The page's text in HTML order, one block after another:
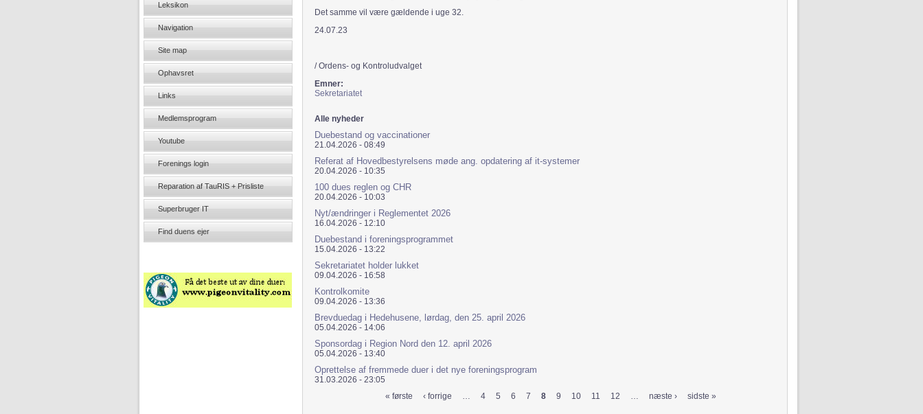
Det samme vil være gældende i uge 32.
24.07.23
/ Ordens- og Kontroludvalget
Emner:
Sekretariatet
Alle nyheder
Duebestand og vaccinationer
21.04.2026 - 08:49
Referat af Hovedbestyrelsens møde ang. opdatering af it-systemer
20.04.2026 - 10:35
100 dues reglen og CHR
20.04.2026 - 10:03
Nyt/ændringer i Reglementet 2026
16.04.2026 - 12:10
Duebestand i foreningsprogrammet
15.04.2026 - 13:22
Sekretariatet holder lukket
09.04.2026 - 16:58
Kontrolkomite
09.04.2026 - 13:36
Brevduedag i Hedehusene, lørdag, den 25. april 2026
05.04.2026 - 14:06
Sponsordag i Region Nord den 12. april 2026
05.04.2026 - 13:40
Oprettelse af fremmede duer i det nye foreningsprogram
31.03.2026 - 23:05
« første ‹ forrige … 4 5 6 7 8 9 10 11 12 … næste › sidste »
Leksikon
Navigation
Site map
Ophavsret
Links
Medlemsprogram
Youtube
Forenings login
Reparation af TauRIS + Prisliste
Superbruger IT
Find duens ejer